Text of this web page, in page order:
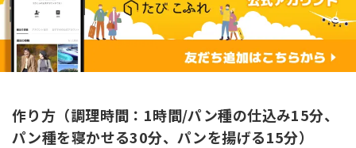
作り方（調理時間：1時間/パン種の仕込み15分、
パン種を寝かせる30分、パンを揚げる15分）